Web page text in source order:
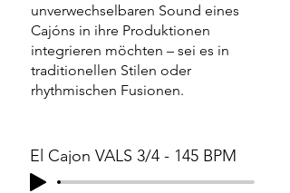
unverwechselbaren Sound eines
Cajóns in ihre Produktionen
integrieren möchten – sei es in
traditionellen Stilen oder
rhythmischen Fusionen.
El Cajon VALS 3/4 - 145 BPM